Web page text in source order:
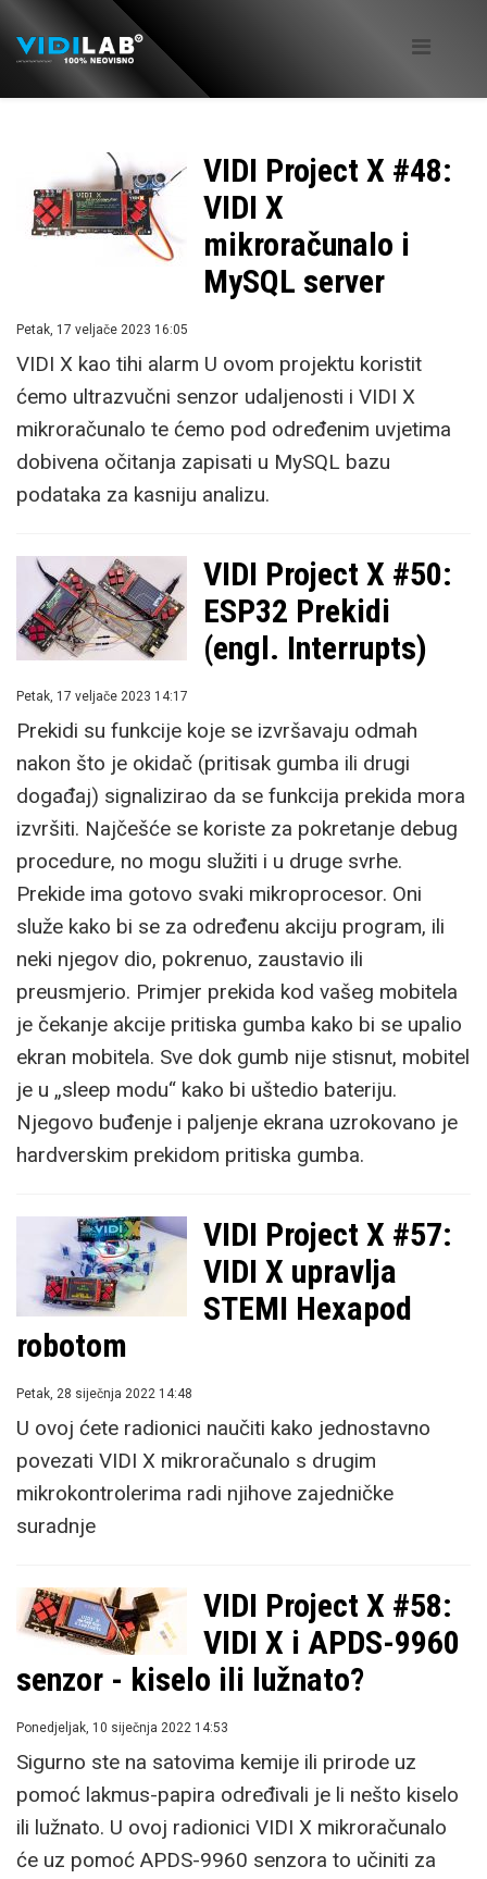
VIDI Project X #48:
VIDI X
mikroračunalo i
MySQL server
Petak, 17 veljače 2023 16:05
VIDI X kao tihi alarm U ovom projektu koristit
ćemo ultrazvučni senzor udaljenosti i VIDI X
mikroračunalo te ćemo pod određenim uvjetima
dobivena očitanja zapisati u MySQL bazu
podataka za kasniju analizu.
VIDI Project X #50:
ESP32 Prekidi
(engl. Interrupts)
Petak, 17 veljače 2023 14:17
Prekidi su funkcije koje se izvršavaju odmah
nakon što je okidač (pritisak gumba ili drugi
događaj) signalizirao da se funkcija prekida mora
izvršiti. Najčešće se koriste za pokretanje debug
procedure, no mogu služiti i u druge svrhe.
Prekide ima gotovo svaki mikroprocesor. Oni
služe kako bi se za određenu akciju program, ili
neki njegov dio, pokrenuo, zaustavio ili
preusmjerio. Primjer prekida kod vašeg mobitela
je čekanje akcije pritiska gumba kako bi se upalio
ekran mobitela. Sve dok gumb nije stisnut, mobitel
je u „sleep modu“ kako bi uštedio bateriju.
Njegovo buđenje i paljenje ekrana uzrokovano je
hardverskim prekidom pritiska gumba.
VIDI Project X #57:
VIDI X upravlja
STEMI Hexapod
robotom
Petak, 28 siječnja 2022 14:48
U ovoj ćete radionici naučiti kako jednostavno
povezati VIDI X mikroračunalo s drugim
mikrokontrolerima radi njihove zajedničke
suradnje
VIDI Project X #58:
VIDI X i APDS-9960
senzor - kiselo ili lužnato?
Ponedjeljak, 10 siječnja 2022 14:53
Sigurno ste na satovima kemije ili prirode uz
pomoć lakmus-papira određivali je li nešto kiselo
ili lužnato. U ovoj radionici VIDI X mikroračunalo
će uz pomoć APDS-9960 senzora to učiniti za